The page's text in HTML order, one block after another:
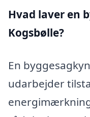
Hvad laver en
Kogsbølle?
En
udarbejder